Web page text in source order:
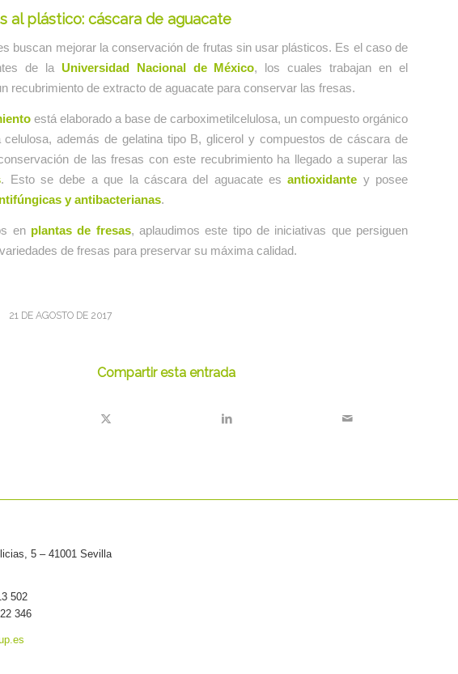
al plástico: cáscara de aguacate
buscan mejorar la conservación de frutas sin usar plásticos. Es el caso de
de la Universidad Nacional de México, los cuales trabajan en el
recubrimiento de extracto de aguacate para conservar las fresas.
está elaborado a base de carboximetilcelulosa, un compuesto orgánico
celulosa, además de gelatina tipo B, glicerol y compuestos de cáscara de
de las fresas con este recubrimiento ha llegado a superar las
. Esto se debe a que la cáscara del aguacate esantioxidante y posee
y antibacterianas.
en plantas de fresas, aplaudimos este tipo de iniciativas que persiguen
de fresas para preservar su máxima calidad.
21 DE AGOSTO DE 2017
Compartir esta entrada
5 – 41001 Sevilla
502
346